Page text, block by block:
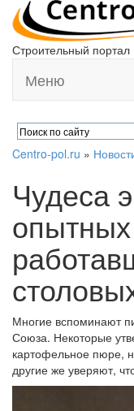
Строительный
Меню
Centro-pol.ru »
Чудеса
Многие вспоминают
Союза. Некоторые
картофельное пюре,
другие же уверяют,